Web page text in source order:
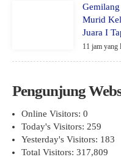
Murid
Juara I
11 jam yang
Pengunjung
Online Visitors: 0
Today's Visitors: 259
Yesterday's Visitors: 183
Total Visitors: 317,809